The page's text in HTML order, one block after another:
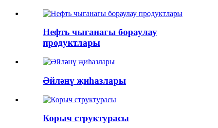
Нефть чыганагы бораулау
продуктлары
Әйләнү җиһазлары
Корыч структурасы